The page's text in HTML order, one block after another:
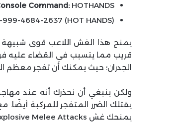
Command:HOTHANDS
999-4684-2637 (HOT HANDS)
يمنح هذا الغش اللاعب قوى شبيهة
قريب مما يتسبب في القضاء عليه
الجدران؛ حيث يمكنك أن تفجر معظم
ولكن ينبغي أن نحذرك أنه عند
يقتلك الضرر المتفجر للمركبة أيضًا.
يمنحك غش Explosive Melee Attacks قوة خارقة مضحكة على غرار هالك.